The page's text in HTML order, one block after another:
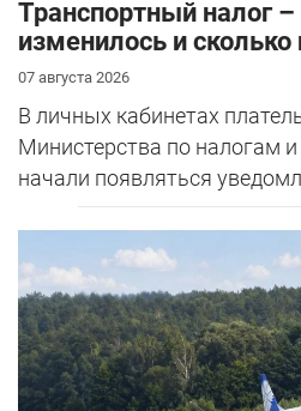
Транспортный налог
изменилось и сколько
07 августа 2026
В личных кабинетах
Министерства по налогам
начали появляться